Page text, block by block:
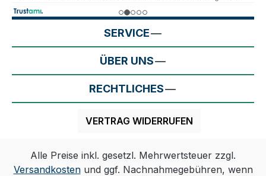
SERVICE
ÜBER UNS
RECHTLICHES
VERTRAG WIDERRUFEN
Alle Preise inkl. gesetzl. Mehrwertsteuer zzgl.
Versandkostenund ggf. Nachnahmegebühren, wenn